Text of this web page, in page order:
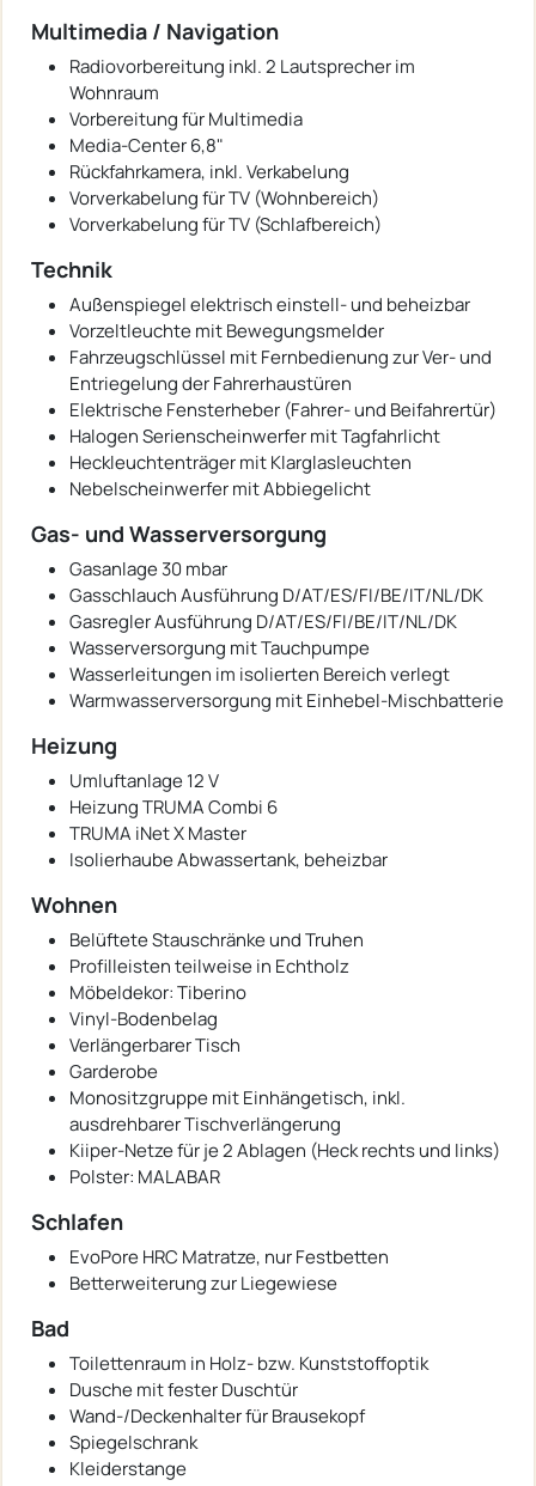
Multimedia / Navigation
Radiovorbereitung inkl. 2 Lautsprecher im
Wohnraum
Vorbereitung für Multimedia
Media-Center 6,8"
Rückfahrkamera, inkl. Verkabelung
Vorverkabelung für TV (Wohnbereich)
Vorverkabelung für TV (Schlafbereich)
Technik
Außenspiegel elektrisch einstell- und beheizbar
Vorzeltleuchte mit Bewegungsmelder
Fahrzeugschlüssel mit Fernbedienung zur Ver- und
Entriegelung der Fahrerhaustüren
Elektrische Fensterheber (Fahrer- und Beifahrertür)
Halogen Serienscheinwerfer mit Tagfahrlicht
Heckleuchtenträger mit Klarglasleuchten
Nebelscheinwerfer mit Abbiegelicht
Gas- und Wasserversorgung
Gasanlage 30 mbar
Gasschlauch Ausführung D/AT/ES/FI/BE/IT/NL/DK
Gasregler Ausführung D/AT/ES/FI/BE/IT/NL/DK
Wasserversorgung mit Tauchpumpe
Wasserleitungen im isolierten Bereich verlegt
Warmwasserversorgung mit Einhebel-Mischbatterie
Heizung
Umluftanlage 12 V
Heizung TRUMA Combi 6
TRUMA iNet X Master
Isolierhaube Abwassertank, beheizbar
Wohnen
Belüftete Stauschränke und Truhen
Profilleisten teilweise in Echtholz
Möbeldekor: Tiberino
Vinyl-Bodenbelag
Verlängerbarer Tisch
Garderobe
Monositzgruppe mit Einhängetisch, inkl.
ausdrehbarer Tischverlängerung
Kiiper-Netze für je 2 Ablagen (Heck rechts und links)
Polster: MALABAR
Schlafen
EvoPore HRC Matratze, nur Festbetten
Betterweiterung zur Liegewiese
Bad
Toilettenraum in Holz- bzw. Kunststoffoptik
Dusche mit fester Duschtür
Wand-/Deckenhalter für Brausekopf
Spiegelschrank
Kleiderstange